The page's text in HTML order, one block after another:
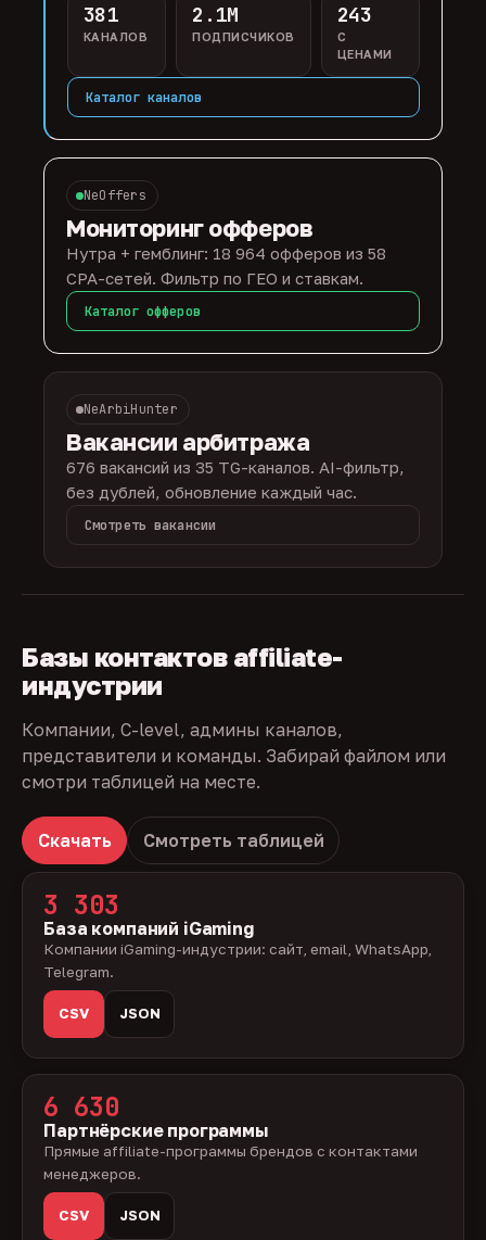
381
КАНАЛОВ
2.1M
ПОДПИСЧИКОВ
243
С
ЦЕНАМИ
Каталог каналов
NeOffers
Мониторинг офферов
Нутра + гемблинг: 18 964 офферов из 58
CPA-сетей. Фильтр по ГЕО и ставкам.
Каталог офферов
NeArbiHunter
Вакансии арбитража
676 вакансий из 35 TG-каналов. AI-фильтр,
без дублей, обновление каждый час.
Смотреть вакансии
Базы контактов affiliate-
индустрии
Компании, C-level, админы каналов,
представители и команды. Забирай файлом или
смотри таблицей на месте.
Скачать Смотреть таблицей
3 303
База компаний iGaming
Компании iGaming-индустрии: сайт, email, WhatsApp,
Telegram.
CSV JSON
6 630
Партнёрские программы
Прямые affiliate-программы брендов с контактами
менеджеров.
CSV JSON